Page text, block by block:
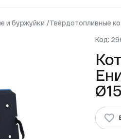
и буржуйки /Твёрдотопливные
Код:
Енисей